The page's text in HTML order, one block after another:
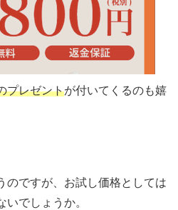
プレゼントが付いてくるのも嬉
のですが、お試し価格としては
でしょうか。